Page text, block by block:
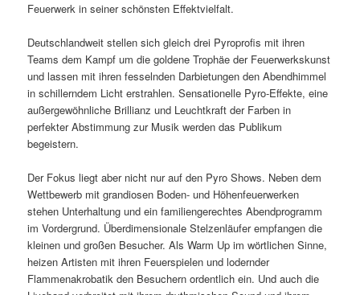
Feuerwerk in seiner schönsten Effektvielfalt.
Deutschlandweit stellen sich gleich drei Pyroprofis mit ihren
Teams dem Kampf um die goldene Trophäe der Feuerwerkskunst
und lassen mit ihren fesselnden Darbietungen den Abendhimmel
in schillerndem Licht erstrahlen. Sensationelle Pyro-Effekte, eine
außergewöhnliche Brillianz und Leuchtkraft der Farben in
perfekter Abstimmung zur Musik werden das Publikum
begeistern.
Der Fokus liegt aber nicht nur auf den Pyro Shows. Neben dem
Wettbewerb mit grandiosen Boden- und Höhenfeuerwerken
stehen Unterhaltung und ein familiengerechtes Abendprogramm
im Vordergrund. Überdimensionale Stelzenläufer empfangen die
kleinen und großen Besucher. Als Warm Up im wörtlichen Sinne,
heizen Artisten mit ihren Feuerspielen und lodernder
Flammenakrobatik den Besuchern ordentlich ein. Und auch die